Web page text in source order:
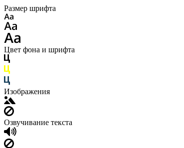
Размер шрифта
Цвет фона и шрифта
Изображения
Озвучивание текста